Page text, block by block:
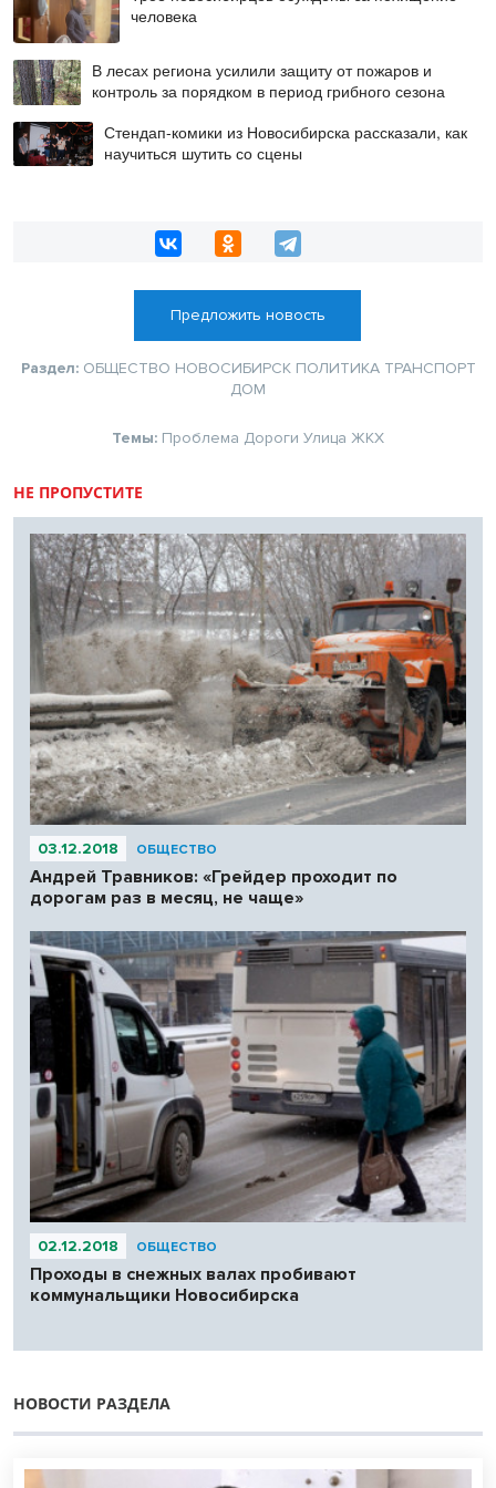
человека
В лесах региона усилили защиту от пожаров и
контроль за порядком в период грибного сезона
Стендап-комики из Новосибирска рассказали, как
научиться шутить со сцены
Предложить новость
Раздел: ОБЩЕСТВО НОВОСИБИРСК ПОЛИТИКА ТРАНСПОРТ
ДОМ
Темы: Проблема Дороги Улица ЖКХ
НЕ ПРОПУСТИТЕ
03.12.2018 ОБЩЕСТВО
Андрей Травников: «Грейдер проходит по
дорогам раз в месяц, не чаще»
02.12.2018 ОБЩЕСТВО
Проходы в снежных валах пробивают
коммунальщики Новосибирска
НОВОСТИ РАЗДЕЛА